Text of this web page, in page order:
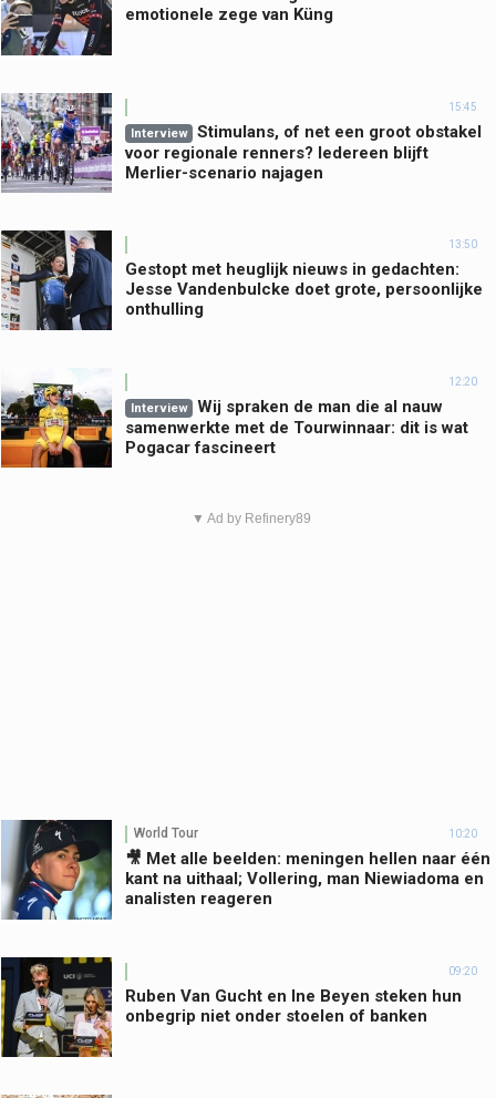
emotionele zege van Küng
15:45
Interview
Stimulans, of net een groot obstakel
voor regionale renners? Iedereen blijft
Merlier-scenario najagen
13:50
Gestopt met heuglijk nieuws in gedachten:
Jesse Vandenbulcke doet grote, persoonlijke
onthulling
12:20
Interview
Wij spraken de man die al nauw
samenwerkte met de Tourwinnaar: dit is wat
Pogacar fascineert
▼ Ad by Refinery89
World Tour 10:20
🎥 Met alle beelden: meningen hellen naar één
kant na uithaal; Vollering, man Niewiadoma en
analisten reageren
09:20
Ruben Van Gucht en Ine Beyen steken hun
onbegrip niet onder stoelen of banken